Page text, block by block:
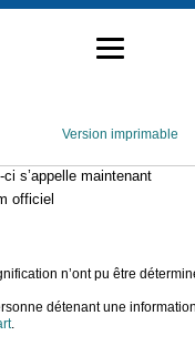
Version imprimable
s’appelle maintenant
officiel
n’ont pu être
détenant une
.